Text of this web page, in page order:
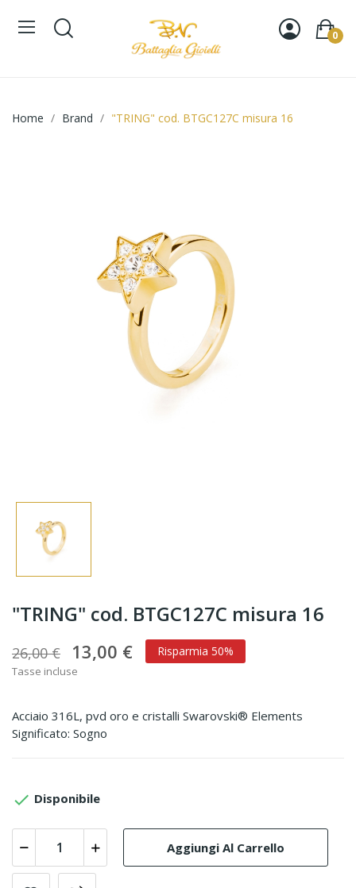
0
Home Brand "TRING" cod. BTGC127C misura 16
"TRING" cod. BTGC127C misura 16
26,00 € 13,00 € Risparmia 50%
Tasse incluse
Acciaio 316L, pvd oro e cristalli Swarovski® Elements
Significato: Sogno
 Disponibile
Aggiungi Al Carrello